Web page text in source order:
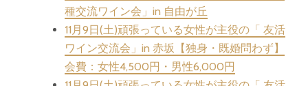
種交流ワイン会」in 自由が丘
11月9日(土)頑張っている女性が主役の「 友活
ワイン交流会」in 赤坂【独身・既婚問わず】
会費：女性4,500円・男性6,000円